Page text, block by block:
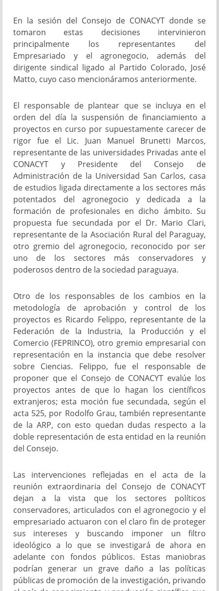
En la sesión del Consejo de CONACYT donde se
tomaron estas decisiones intervinieron
principalmente los representantes del
Empresariado y el agronegocio, además del
dirigente sindical ligado al Partido Colorado, José
Matto, cuyo caso mencionáramos anteriormente.
El responsable de plantear que se incluya en el
orden del día la suspensión de financiamiento a
proyectos en curso por supuestamente carecer de
rigor fue el Lic. Juan Manuel Brunetti Marcos,
representante de las universidades Privadas ante el
CONACYT y Presidente del Consejo de
Administración de la Universidad San Carlos, casa
de estudios ligada directamente a los sectores más
potentados del agronegocio y dedicada a la
formación de profesionales en dicho ámbito. Su
propuesta fue secundada por el Dr. Mario Clari,
representante de la Asociación Rural del Paraguay,
otro gremio del agronegocio, reconocido por ser
uno de los sectores más conservadores y
poderosos dentro de la sociedad paraguaya.
Otro de los responsables de los cambios en la
metodología de aprobación y control de los
proyectos es Ricardo Felippo, representante de la
Federación de la Industria, la Producción y el
Comercio (FEPRINCO), otro gremio empresarial con
representación en la instancia que debe resolver
sobre Ciencias. Felippo, fue el responsable de
proponer que el Consejo de CONACYT evalúe los
proyectos antes de que lo hagan los científicos
extranjeros; esta moción fue secundada, según el
acta 525, por Rodolfo Grau, también representante
de la ARP, con esto quedan dudas respecto a la
doble representación de esta entidad en la reunión
del Consejo.
Las intervenciones reflejadas en el acta de la
reunión extraordinaria del Consejo de CONACYT
dejan a la vista que los sectores políticos
conservadores, articulados con el agronegocio y el
empresariado actuaron con el claro fin de proteger
sus intereses y buscando imponer un filtro
ideológico a lo que se investigará de ahora en
adelante con fondos públicos. Estas maniobras
podrían generar un grave daño a las políticas
públicas de promoción de la investigación, privando